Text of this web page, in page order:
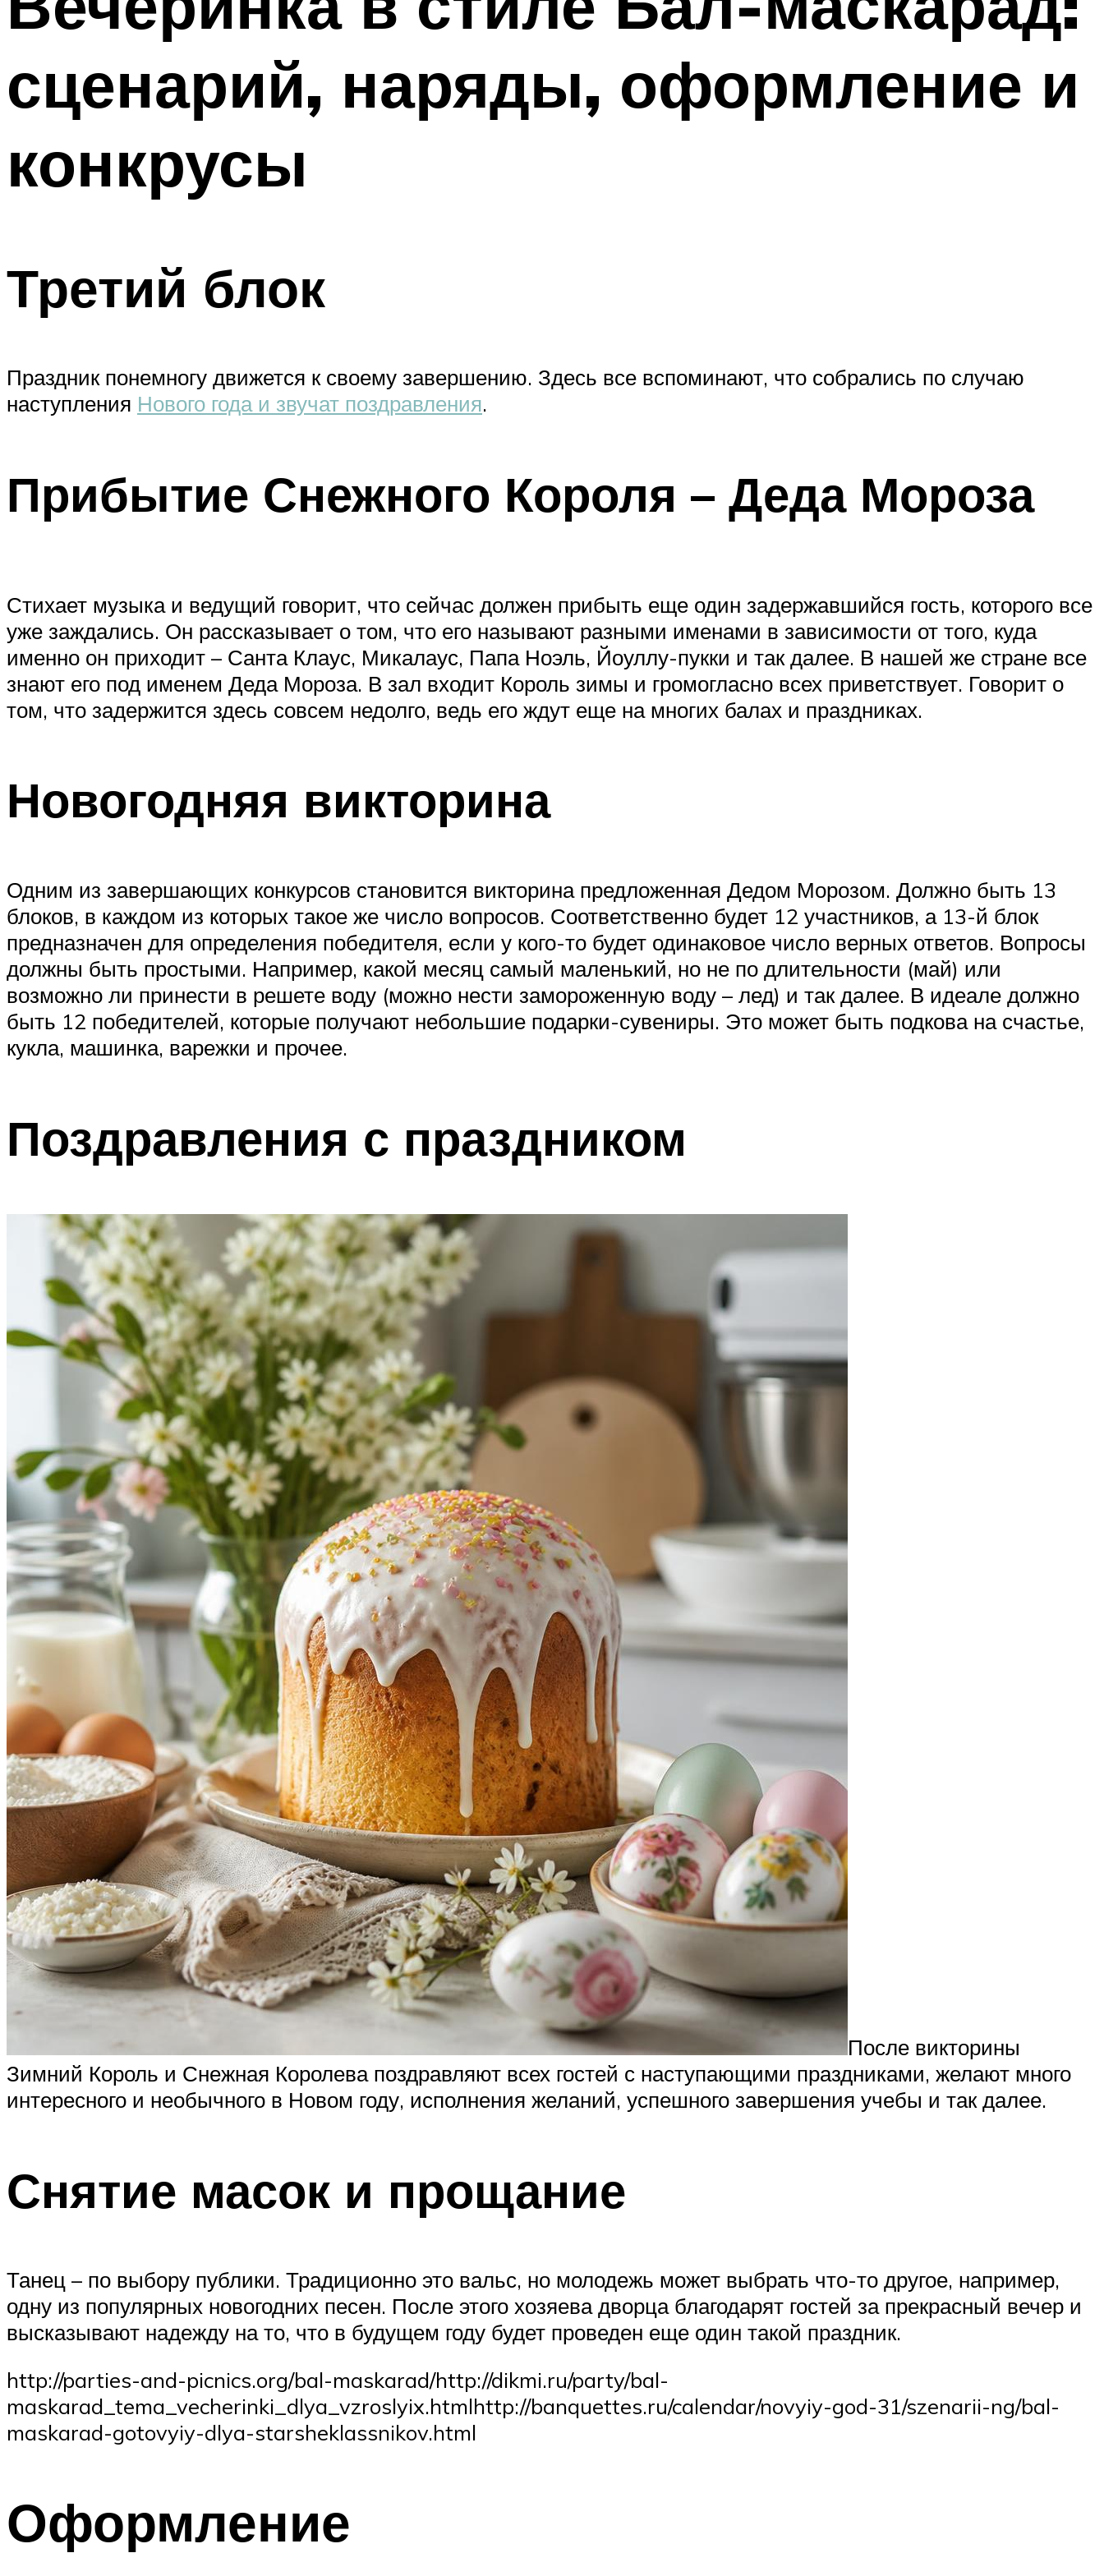
сценарий, наряды, оформление и
конкрусы
Третий блок
Праздник понемногу движется к своему завершению. Здесь все вспоминают, что собрались по случаю
наступления Нового года и звучат поздравления.
Прибытие Снежного Короля – Деда Мороза
Стихает музыка и ведущий говорит, что сейчас должен прибыть еще один задержавшийся гость, которого все
уже заждались. Он рассказывает о том, что его называют разными именами в зависимости от того, куда
именно он приходит – Санта Клаус, Микалаус, Папа Ноэль, Йоуллу-пукки и так далее. В нашей же стране все
знают его под именем Деда Мороза. В зал входит Король зимы и громогласно всех приветствует. Говорит о
том, что задержится здесь совсем недолго, ведь его ждут еще на многих балах и праздниках.
Новогодняя викторина
Одним из завершающих конкурсов становится викторина предложенная Дедом Морозом. Должно быть 13
блоков, в каждом из которых такое же число вопросов. Соответственно будет 12 участников, а 13-й блок
предназначен для определения победителя, если у кого-то будет одинаковое число верных ответов. Вопросы
должны быть простыми. Например, какой месяц самый маленький, но не по длительности (май) или
возможно ли принести в решете воду (можно нести замороженную воду – лед) и так далее. В идеале должно
быть 12 победителей, которые получают небольшие подарки-сувениры. Это может быть подкова на счастье,
кукла, машинка, варежки и прочее.
Поздравления с праздником
После викторины
Зимний Король и Снежная Королева поздравляют всех гостей с наступающими праздниками, желают много
интересного и необычного в Новом году, исполнения желаний, успешного завершения учебы и так далее.
Снятие масок и прощание
Танец – по выбору публики. Традиционно это вальс, но молодежь может выбрать что-то другое, например,
одну из популярных новогодних песен. После этого хозяева дворца благодарят гостей за прекрасный вечер и
высказывают надежду на то, что в будущем году будет проведен еще один такой праздник.
http://parties-and-picnics.org/bal-maskarad/http://dikmi.ru/party/bal-
maskarad_tema_vecherinki_dlya_vzroslyix.htmlhttp://banquettes.ru/calendar/novyiy-god-31/szenarii-ng/bal-
maskarad-gotovyiy-dlya-starsheklassnikov.html
Оформление